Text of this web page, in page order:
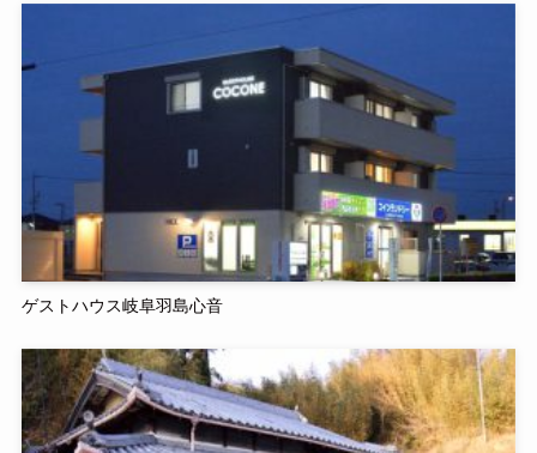
ゲストハウス岐阜羽島心音